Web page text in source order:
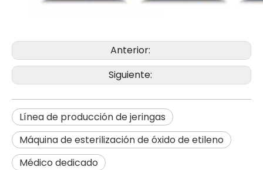
Anterior:
Siguiente:
Línea de producción de jeringas
Máquina de esterilización de óxido de etileno
Médico dedicado